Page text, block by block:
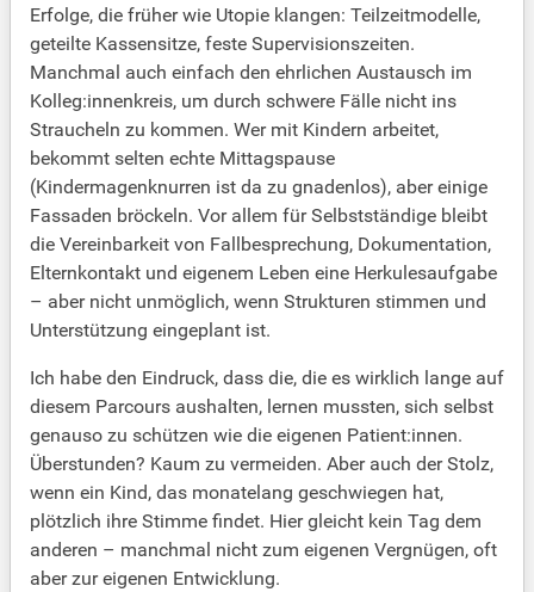
Erfolge, die früher wie Utopie klangen: Teilzeitmodelle,
geteilte Kassensitze, feste Supervisionszeiten.
Manchmal auch einfach den ehrlichen Austausch im
Kolleg:innenkreis, um durch schwere Fälle nicht ins
Straucheln zu kommen. Wer mit Kindern arbeitet,
bekommt selten echte Mittagspause
(Kindermagenknurren ist da zu gnadenlos), aber einige
Fassaden bröckeln. Vor allem für Selbstständige bleibt
die Vereinbarkeit von Fallbesprechung, Dokumentation,
Elternkontakt und eigenem Leben eine Herkulesaufgabe
– aber nicht unmöglich, wenn Strukturen stimmen und
Unterstützung eingeplant ist.
Ich habe den Eindruck, dass die, die es wirklich lange auf
diesem Parcours aushalten, lernen mussten, sich selbst
genauso zu schützen wie die eigenen Patient:innen.
Überstunden? Kaum zu vermeiden. Aber auch der Stolz,
wenn ein Kind, das monatelang geschwiegen hat,
plötzlich ihre Stimme findet. Hier gleicht kein Tag dem
anderen – manchmal nicht zum eigenen Vergnügen, oft
aber zur eigenen Entwicklung.